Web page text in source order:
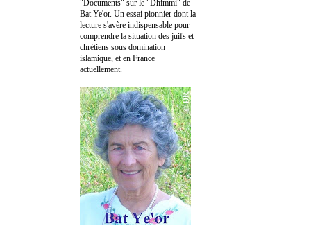
"Documents" sur le "Dhimmi" de
Bat Ye'or. Un essai pionnier dont la
lecture s'avère indispensable pour
comprendre la situation des juifs et
chrétiens sous domination
islamique, et en France
actuellement.